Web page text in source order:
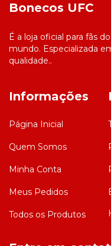
Bonecos UFC
É a loja oficial para fãs
mundo. Especializada
qualidade..
Informações
Página Inicial
Quem Somos
Minha Conta
Meus Pedidos
Todos os Produtos